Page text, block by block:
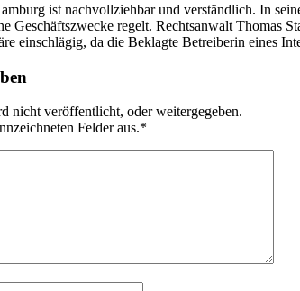
ist nachvollziehbar und verständlich. In
Geschäftszwecke regelt. Rechtsanwalt Thomas
einschlägig, da die Beklagte Betreiberin eines
nicht veröffentlicht, oder weitergegeben.
Felder aus.*